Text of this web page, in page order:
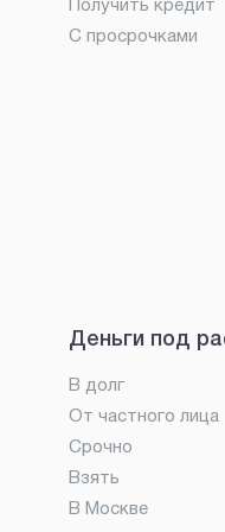
Получить кредит
С просрочками
Деньги под
В долг
От частного лица
Срочно
Взять
В Москве